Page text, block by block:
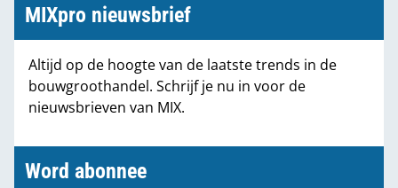
Marktcijfers
Partners
MIXpro nieuwsbrief
Altijd op de hoogte van de laatste trends in de
bouwgroothandel. Schrijf je nu in voor de
nieuwsbrieven van MIX.
Word abonnee